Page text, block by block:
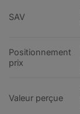
SAV
Positionnement
prix
Valeur perçue